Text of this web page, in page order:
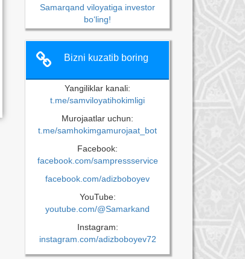
Samarqand viloyatiga investor
bo‘ling!
Bizni kuzatib boring
Yangiliklar kanali:
t.me/samviloyatihokimligi
Murojaatlar uchun:
t.me/samhokimgamurojaat_bot
Facebook:
facebook.com/sampressservice
facebook.com/adizboboyev
YouTube:
youtube.com/@Samarkand
Instagram:
instagram.com/adizboboyev72